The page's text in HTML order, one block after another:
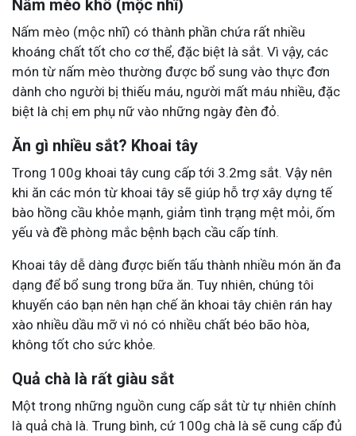
Nấm mèo khô (mộc nhĩ)
Nấm mèo (mộc nhĩ) có thành phần chứa rất nhiều
khoáng chất tốt cho cơ thể, đặc biệt là sắt. Vì vậy, các
món từ nấm mèo thường được bổ sung vào thực đơn
dành cho người bị thiếu máu, người mất máu nhiều, đặc
biệt là chị em phụ nữ vào những ngày đèn đỏ.
Ăn gì nhiều sắt? Khoai tây
Trong 100g khoai tây cung cấp tới 3.2mg sắt. Vậy nên
khi ăn các món từ khoai tây sẽ giúp hỗ trợ xây dựng tế
bào hồng cầu khỏe mạnh, giảm tình trạng mệt mỏi, ốm
yếu và đề phòng mắc bệnh bạch cầu cấp tính.
Khoai tây dễ dàng được biến tấu thành nhiều món ăn đa
dạng để bổ sung trong bữa ăn. Tuy nhiên, chúng tôi
khuyến cáo bạn nên hạn chế ăn khoai tây chiên rán hay
xào nhiều dầu mỡ vì nó có nhiều chất béo bão hòa,
không tốt cho sức khỏe.
Quả chà là rất giàu sắt
Một trong những nguồn cung cấp sắt từ tự nhiên chính
là quả chà là. Trung bình, cứ 100g chà là sẽ cung cấp đủ